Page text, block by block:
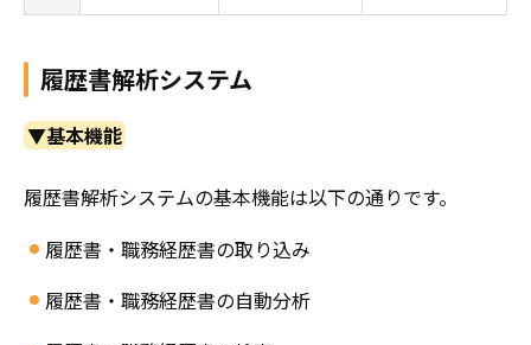
履歴書解析システム
▼基本機能
履歴書解析システムの基本機能は以下の通りです。
履歴書・職務経歴書の取り込み
履歴書・職務経歴書の自動分析